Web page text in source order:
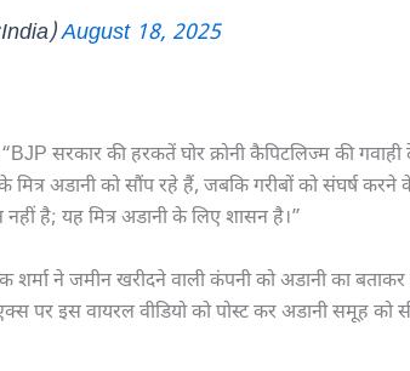
August 18, 2025
सरकार की हरकतें घोर क्रोनी कैपिटलिज्म की गवाही
मित्र अडानी को सौंप रहे हैं, जबकि गरीबों को संघर्ष करने
है; यह मित्र अडानी के लिए शासन है।”
शर्मा ने जमीन खरीदने वाली कंपनी को अडानी का बताकर
पर इस वायरल वीडियो को पोस्ट कर अडानी समूह को